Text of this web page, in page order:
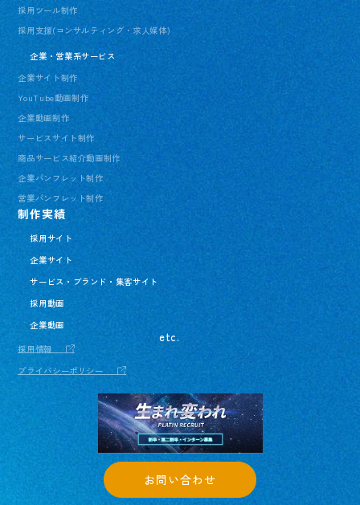
お問い合わせ
採用ツール制作
採用支援(コンサルティング・求人媒体)
企業・営業系サービス
企業サイト制作
YouTube動画制作
企業動画制作
サービスサイト制作
商品サービス紹介動画制作
企業パンフレット制作
営業パンフレット制作
制作実績
採用サイト
企業サイト
サービス・ブランド・集客サイト
採用動画
企業動画
etc.
採用情報
プライバシーポリシー